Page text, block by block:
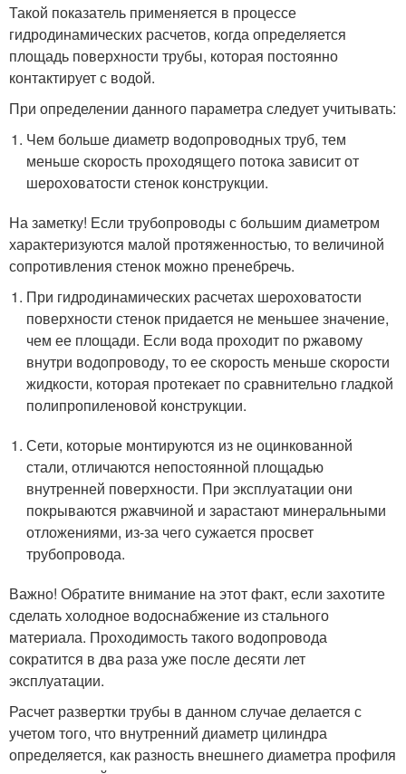
Такой показатель применяется в процессе
гидродинамических расчетов, когда определяется
площадь поверхности трубы, которая постоянно
контактирует с водой.
При определении данного параметра следует учитывать:
Чем больше диаметр водопроводных труб, тем
меньше скорость проходящего потока зависит от
шероховатости стенок конструкции.
На заметку! Если трубопроводы с большим диаметром
характеризуются малой протяженностью, то величиной
сопротивления стенок можно пренебречь.
При гидродинамических расчетах шероховатости
поверхности стенок придается не меньшее значение,
чем ее площади. Если вода проходит по ржавому
внутри водопроводу, то ее скорость меньше скорости
жидкости, которая протекает по сравнительно гладкой
полипропиленовой конструкции.
Сети, которые монтируются из не оцинкованной
стали, отличаются непостоянной площадью
внутренней поверхности. При эксплуатации они
покрываются ржавчиной и зарастают минеральными
отложениями, из-за чего сужается просвет
трубопровода.
Важно! Обратите внимание на этот факт, если захотите
сделать холодное водоснабжение из стального
материала. Проходимость такого водопровода
сократится в два раза уже после десяти лет
эксплуатации.
Расчет развертки трубы в данном случае делается с
учетом того, что внутренний диаметр цилиндра
определяется, как разность внешнего диаметра профиля